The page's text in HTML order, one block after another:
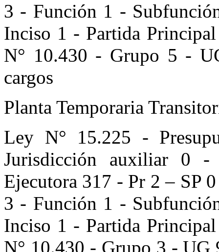
3 - Función 1 -
Inciso 1 - Partida
N° 10.430 - Grupo 5 -
cargos
Planta Temporaria
Ley N° 15.225 -
Jurisdicción auxiliar 0
Ejecutora 317 - Pr 2 – SP
3 - Función 1 -
Inciso 1 - Partida
N° 10.430 - Grupo 3 -